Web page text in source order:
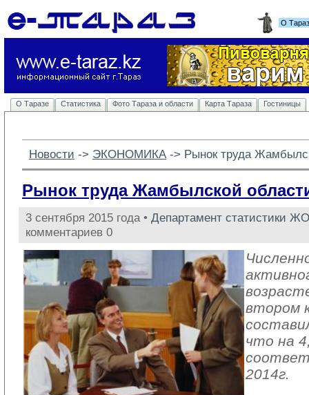
О
О Таразе Статистика Фото Тараза и области Карта Тараза Гостиницы
Новости -> ЭКОНОМИКА -> Рынок труда
Рынок труда Жамбылской
3 сентября 2015 года • Департамент статистики ЖО
комментариев 0
втором
что на
2014г.